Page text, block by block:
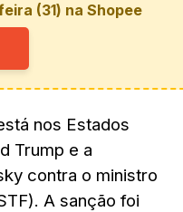
(31) na Shopee
nos Estados
Trump e a
contra o ministro
A sanção foi